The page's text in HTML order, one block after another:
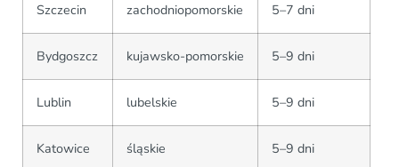
Szczecin zachodniopomorskie 5–7 dni
Bydgoszcz kujawsko-pomorskie 5–9 dni
Lublin lubelskie 5–9 dni
Katowice śląskie 5–9 dni